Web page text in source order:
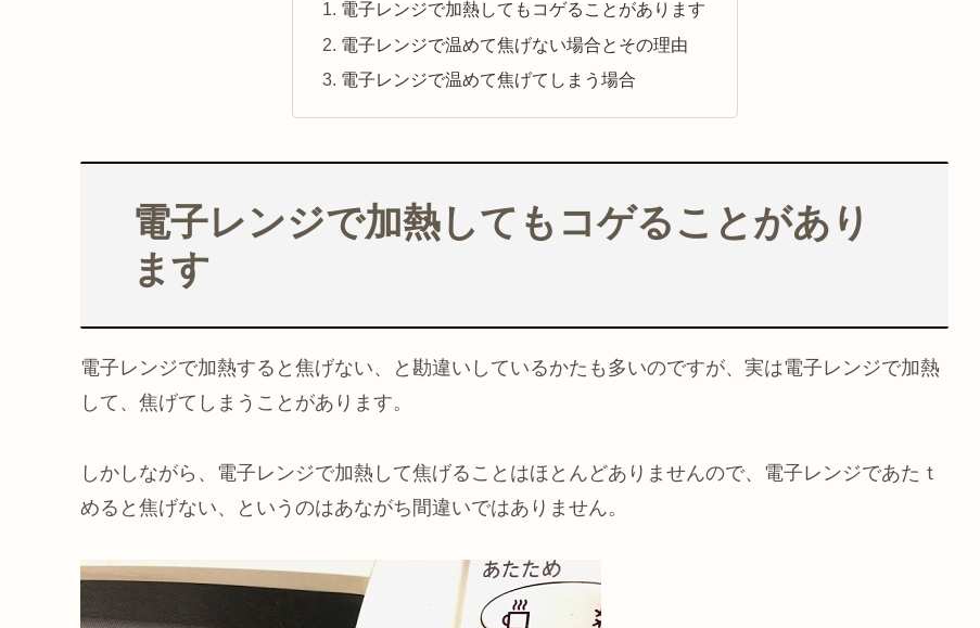
電子レンジで加熱してもコゲることがあります
電子レンジで温めて焦げない場合とその理由
電子レンジで温めて焦げてしまう場合
電子レンジで加熱してもコゲることがあり
ます
電子レンジで加熱すると焦げない、と勘違いしているかたも多いのですが、実は電子レンジで加熱
して、焦げてしまうことがあります。
しかしながら、電子レンジで加熱して焦げることはほとんどありませんので、電子レンジであたｔ
めると焦げない、というのはあながち間違いではありません。